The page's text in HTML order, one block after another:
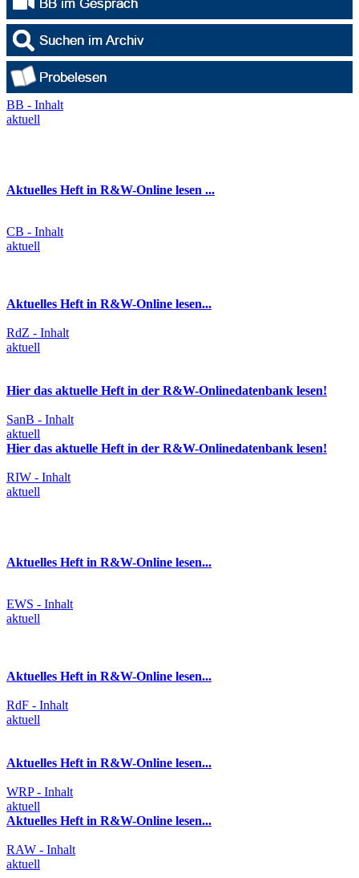
BB - Inhalt
aktuell
Aktuelles Heft in R&W-Online lesen ...
CB - Inhalt
aktuell
Aktuelles Heft in R&W-Online lesen...
RdZ - Inhalt
aktuell
Hier das aktuelle Heft in der R&W-Onlinedatenbank lesen!
SanB - Inhalt
aktuell
Hier das aktuelle Heft in der R&W-Onlinedatenbank lesen!
RIW - Inhalt
aktuell
Aktuelles Heft in R&W-Online lesen...
EWS - Inhalt
aktuell
Aktuelles Heft in R&W-Online lesen...
RdF - Inhalt
aktuell
Aktuelles Heft in R&W-Online lesen...
WRP - Inhalt
aktuell
Aktuelles Heft in R&W-Online lesen...
RAW - Inhalt
aktuell